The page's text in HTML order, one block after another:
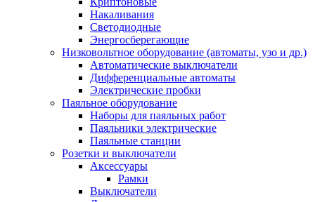
Накаливания
Светодиодные
Энергосберегающие
Низковольтное оборудование (автоматы, узо и др.)
Автоматические выключатели
Дифференциальные автоматы
Электрические пробки
Паяльное оборудование
Наборы для паяльных работ
Паяльники электрические
Паяльные станции
Розетки и выключатели
Аксессуары
Рамки
Выключатели